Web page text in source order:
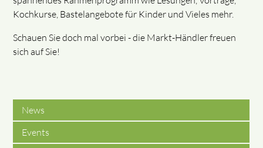
Kochkurse, Bastelangebote für Kinder und Vieles mehr.
Schauen Sie doch mal vorbei - die Markt-Händler freuen
sich auf Sie!
News
Events